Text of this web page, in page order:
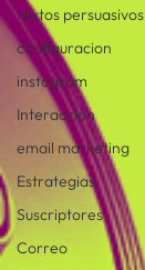
textos persuasivos
configuracion
instagram
Interacción
email marketing
Estrategias
Suscriptores
Correo